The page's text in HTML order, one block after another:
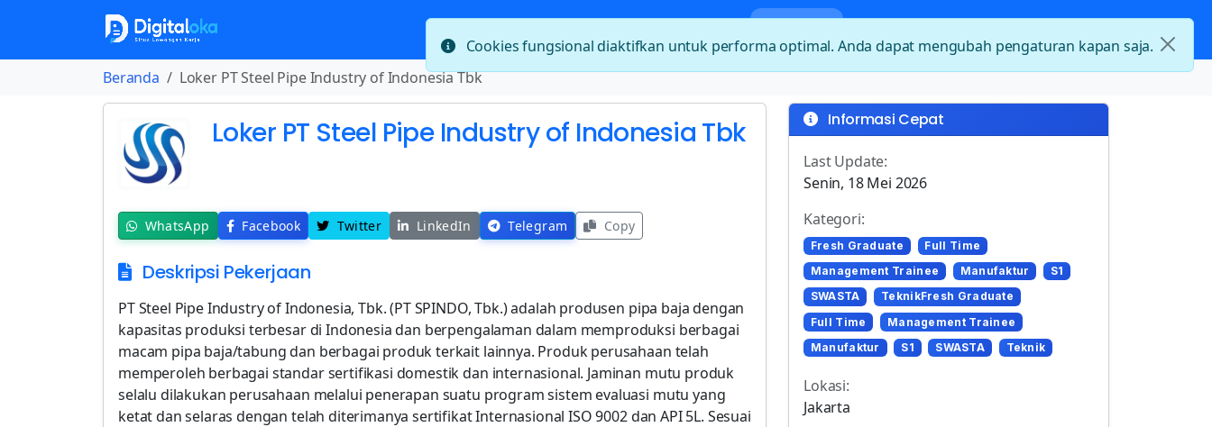
Beranda Loker PT Steel Pipe Industry of Indonesia Tbk
Loker PT Steel Pipe Industry of Indonesia Tbk
WhatsApp Facebook Twitter LinkedIn Telegram Copy
Deskripsi Pekerjaan
PT Steel Pipe Industry of Indonesia, Tbk. (PT SPINDO, Tbk.) adalah produsen pipa baja dengan
kapasitas produksi terbesar di Indonesia dan berpengalaman dalam memproduksi berbagai
macam pipa baja/tabung dan berbagai produk terkait lainnya. Produk perusahaan telah
memperoleh berbagai standar sertifikasi domestik dan internasional. Jaminan mutu produk
selalu dilakukan perusahaan melalui penerapan suatu program sistem evaluasi mutu yang
ketat dan selaras dengan telah diterimanya sertifikat Internasional ISO 9002 dan API 5L. Sesuai
Informasi Cepat
Last Update:
Senin, 18 Mei 2026
Kategori:
Fresh Graduate
Full Time
Management Trainee
Manufaktur
S1
SWASTA
TeknikFresh Graduate
Full Time
Management Trainee
Manufaktur
S1 SWASTA Teknik
Lokasi:
Jakarta
Cookies fungsional diaktifkan untuk performa optimal. Anda dapat mengubah pengaturan kapan saja.